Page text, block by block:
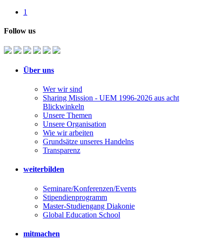
1
Follow us
Über uns
Wer wir sind
Sharing Mission - UEM 1996-2026 aus acht
Blickwinkeln
Unsere Themen
Unsere Organisation
Wie wir arbeiten
Grundsätze unseres Handelns
Transparenz
weiterbilden
Seminare/Konferenzen/Events
Stipendienprogramm
Master-Studiengang Diakonie
Global Education School
mitmachen